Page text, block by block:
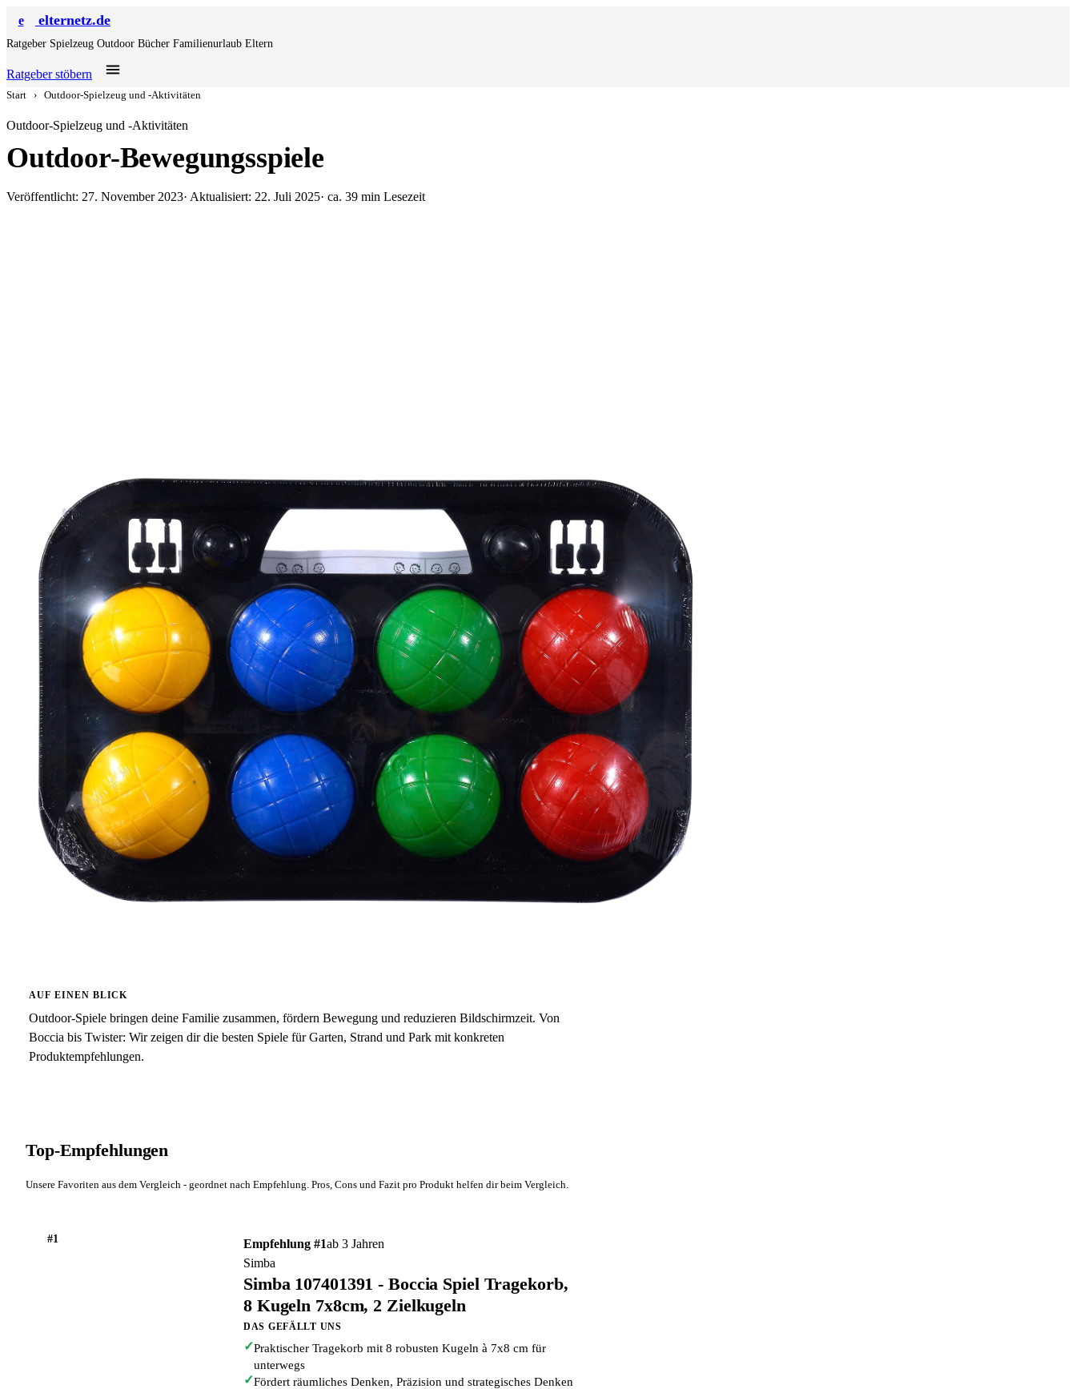
e elternetz.de
Ratgeber Spielzeug Outdoor Bücher Familienurlaub Eltern
Ratgeber stöbern
Start › Outdoor-Spielzeug und -Aktivitäten
Outdoor-Spielzeug und -Aktivitäten
Outdoor-Bewegungsspiele
Veröffentlicht: 27. November 2023· Aktualisiert: 22. Juli 2025· ca. 39 min Lesezeit
AUF EINEN BLICK
Outdoor-Spiele bringen deine Familie zusammen, fördern Bewegung und reduzieren Bildschirmzeit. Von
Boccia bis Twister: Wir zeigen dir die besten Spiele für Garten, Strand und Park mit konkreten
Produktempfehlungen.
Top-Empfehlungen
Unsere Favoriten aus dem Vergleich - geordnet nach Empfehlung. Pros, Cons und Fazit pro Produkt helfen dir beim Vergleich.
#1 Empfehlung #1ab 3 Jahren
Simba
Simba 107401391 - Boccia Spiel Tragekorb,
8 Kugeln 7x8cm, 2 Zielkugeln
DAS GEFÄLLT UNS
✓Praktischer Tragekorb mit 8 robusten Kugeln à 7x8 cm für
unterwegs
✓Fördert räumliches Denken, Präzision und strategisches Denken